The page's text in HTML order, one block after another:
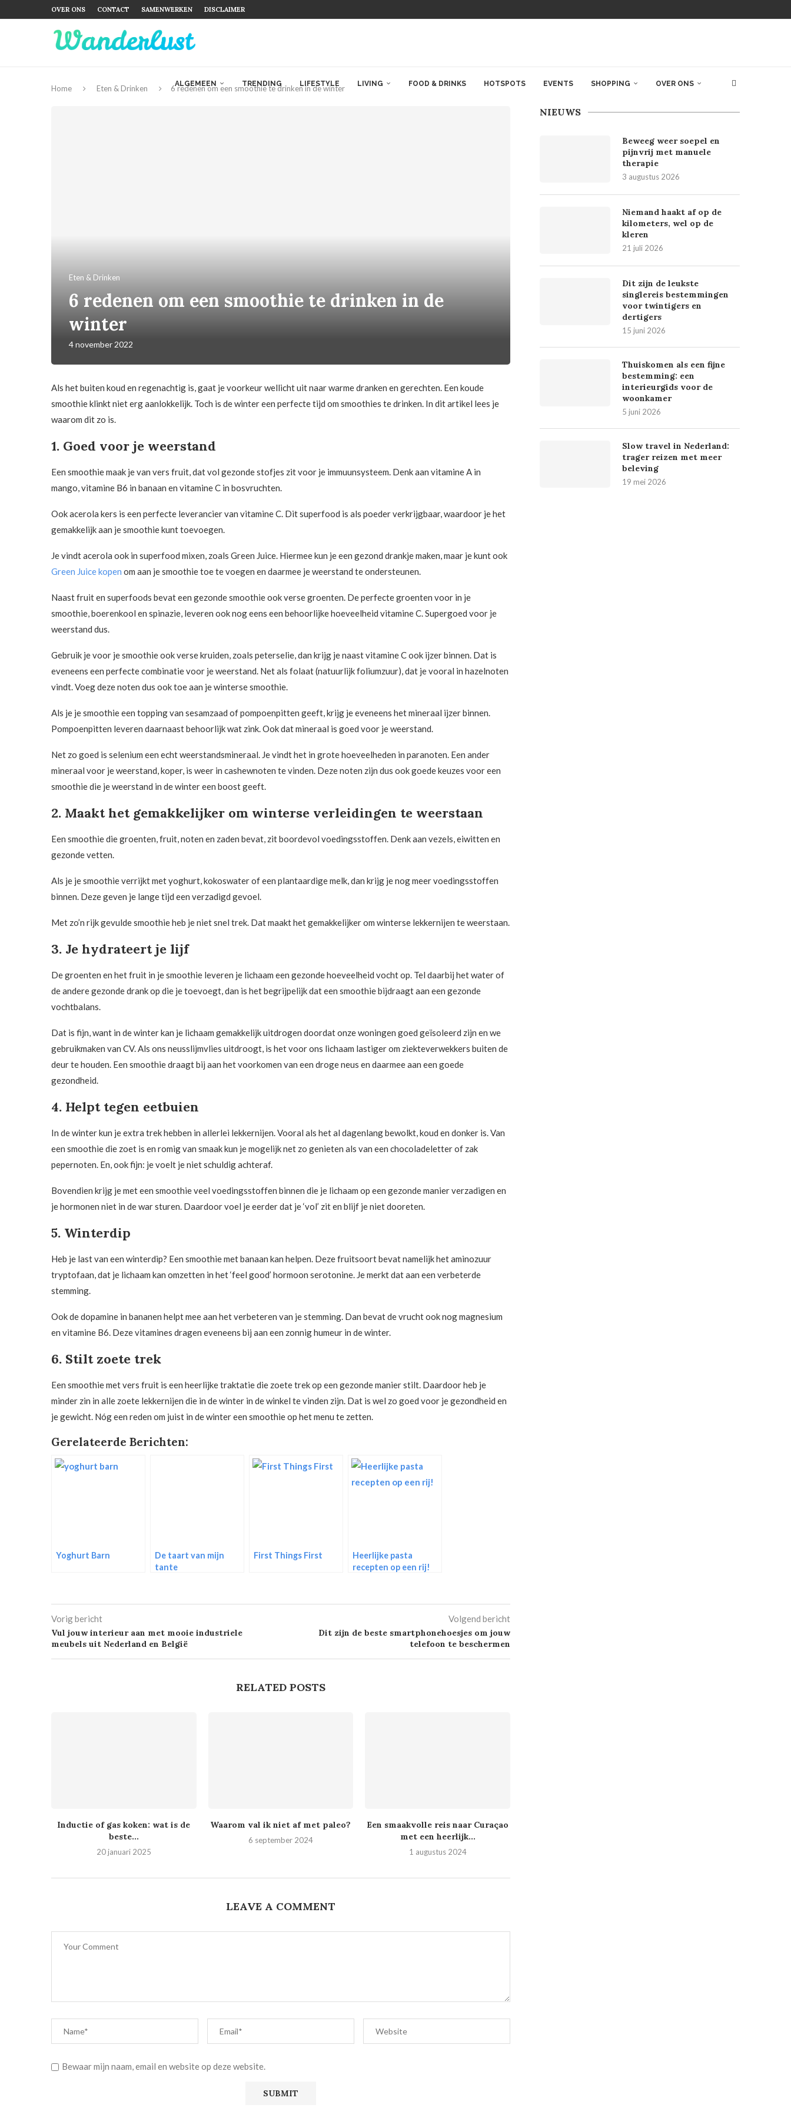
OVER ONS CONTACT SAMENWERKEN DISCLAIMER
ALGEMEEN TRENDING LIFESTYLE LIVING FOOD & DRINKS HOTSPOTS EVENTS SHOPPING OVER ONS
Home Eten & Drinken 6 redenen om een smoothie te drinken in de winter
Eten & Drinken
6 redenen om een smoothie te drinken in de
winter
4 november 2022
Als het buiten koud en regenachtig is, gaat je voorkeur wellicht uit naar warme dranken en gerechten. Een koude
smoothie klinkt niet erg aanlokkelijk. Toch is de winter een perfecte tijd om smoothies te drinken. In dit artikel lees je
waarom dit zo is.
1. Goed voor je weerstand
Een smoothie maak je van vers fruit, dat vol gezonde stofjes zit voor je immuunsysteem. Denk aan vitamine A in
mango, vitamine B6 in banaan en vitamine C in bosvruchten.
Ook acerola kers is een perfecte leverancier van vitamine C. Dit superfood is als poeder verkrijgbaar, waardoor je het
gemakkelijk aan je smoothie kunt toevoegen.
Je vindt acerola ook in superfood mixen, zoals Green Juice. Hiermee kun je een gezond drankje maken, maar je kunt ook
Green Juice kopen om aan je smoothie toe te voegen en daarmee je weerstand te ondersteunen.
Naast fruit en superfoods bevat een gezonde smoothie ook verse groenten. De perfecte groenten voor in je
smoothie, boerenkool en spinazie, leveren ook nog eens een behoorlijke hoeveelheid vitamine C. Supergoed voor je
weerstand dus.
Gebruik je voor je smoothie ook verse kruiden, zoals peterselie, dan krijg je naast vitamine C ook ijzer binnen. Dat is
eveneens een perfecte combinatie voor je weerstand. Net als folaat (natuurlijk foliumzuur), dat je vooral in hazelnoten
vindt. Voeg deze noten dus ook toe aan je winterse smoothie.
Als je je smoothie een topping van sesamzaad of pompoenpitten geeft, krijg je eveneens het mineraal ijzer binnen.
Pompoenpitten leveren daarnaast behoorlijk wat zink. Ook dat mineraal is goed voor je weerstand.
Net zo goed is selenium een echt weerstandsmineraal. Je vindt het in grote hoeveelheden in paranoten. Een ander
mineraal voor je weerstand, koper, is weer in cashewnoten te vinden. Deze noten zijn dus ook goede keuzes voor een
smoothie die je weerstand in de winter een boost geeft.
2. Maakt het gemakkelijker om winterse verleidingen te weerstaan
Een smoothie die groenten, fruit, noten en zaden bevat, zit boordevol voedingsstoffen. Denk aan vezels, eiwitten en
gezonde vetten.
Als je je smoothie verrijkt met yoghurt, kokoswater of een plantaardige melk, dan krijg je nog meer voedingsstoffen
binnen. Deze geven je lange tijd een verzadigd gevoel.
Met zo’n rijk gevulde smoothie heb je niet snel trek. Dat maakt het gemakkelijker om winterse lekkernijen te weerstaan.
3. Je hydrateert je lijf
De groenten en het fruit in je smoothie leveren je lichaam een gezonde hoeveelheid vocht op. Tel daarbij het water of
de andere gezonde drank op die je toevoegt, dan is het begrijpelijk dat een smoothie bijdraagt aan een gezonde
vochtbalans.
Dat is fijn, want in de winter kan je lichaam gemakkelijk uitdrogen doordat onze woningen goed geïsoleerd zijn en we
gebruikmaken van CV. Als ons neusslijmvlies uitdroogt, is het voor ons lichaam lastiger om ziekteverwekkers buiten de
deur te houden. Een smoothie draagt bij aan het voorkomen van een droge neus en daarmee aan een goede
gezondheid.
4. Helpt tegen eetbuien
In de winter kun je extra trek hebben in allerlei lekkernijen. Vooral als het al dagenlang bewolkt, koud en donker is. Van
een smoothie die zoet is en romig van smaak kun je mogelijk net zo genieten als van een chocoladeletter of zak
pepernoten. En, ook fijn: je voelt je niet schuldig achteraf.
Bovendien krijg je met een smoothie veel voedingsstoffen binnen die je lichaam op een gezonde manier verzadigen en
je hormonen niet in de war sturen. Daardoor voel je eerder dat je ‘vol’ zit en blijf je niet dooreten.
5. Winterdip
Heb je last van een winterdip? Een smoothie met banaan kan helpen. Deze fruitsoort bevat namelijk het aminozuur
tryptofaan, dat je lichaam kan omzetten in het ‘feel good’ hormoon serotonine. Je merkt dat aan een verbeterde
stemming.
Ook de dopamine in bananen helpt mee aan het verbeteren van je stemming. Dan bevat de vrucht ook nog magnesium
en vitamine B6. Deze vitamines dragen eveneens bij aan een zonnig humeur in de winter.
6. Stilt zoete trek
Een smoothie met vers fruit is een heerlijke traktatie die zoete trek op een gezonde manier stilt. Daardoor heb je
minder zin in alle zoete lekkernijen die in de winter in de winkel te vinden zijn. Dat is wel zo goed voor je gezondheid en
je gewicht. Nóg een reden om juist in de winter een smoothie op het menu te zetten.
Gerelateerde Berichten:
Yoghurt Barn
De taart van mijn
tante
First Things First
Heerlijke pasta
recepten op een rij!
Vorig bericht
Vul jouw interieur aan met mooie industriele
meubels uit Nederland en België
Volgend bericht
Dit zijn de beste smartphonehoesjes om jouw
telefoon te beschermen
RELATED POSTS
Inductie of gas koken: wat is de
beste...
20 januari 2025
Waarom val ik niet af met paleo?
6 september 2024
Een smaakvolle reis naar Curaçao
met een heerlijk...
1 augustus 2024
LEAVE A COMMENT
Bewaar mijn naam, email en website op deze website.
NIEUWS
Beweeg weer soepel en
pijnvrij met manuele
therapie
3 augustus 2026
Niemand haakt af op de
kilometers, wel op de
kleren
21 juli 2026
Dit zijn de leukste
singlereis bestemmingen
voor twintigers en
dertigers
15 juni 2026
Thuiskomen als een fijne
bestemming: een
interieurgids voor de
woonkamer
5 juni 2026
Slow travel in Nederland:
trager reizen met meer
beleving
19 mei 2026